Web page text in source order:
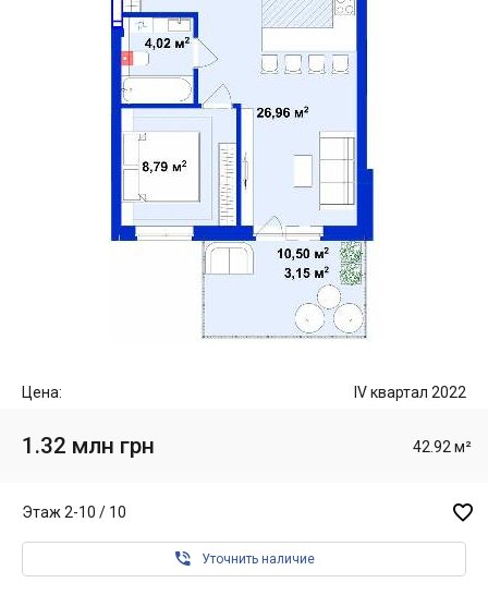
Цена: IV квартал 2022
1.32 млн грн 42.92 м²
Этаж 2-10 / 10 
 Уточнить наличие